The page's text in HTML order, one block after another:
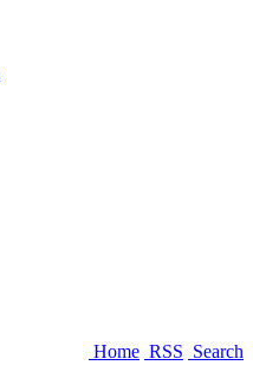
Home RSS Search